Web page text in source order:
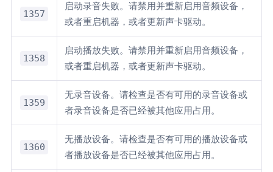
1357
启动录音失败。请禁用并重新启用音频设备，
或者重启机器，或者更新声卡驱动。
1358
启动播放失败。请禁用并重新启用音频设备，
或者重启机器，或者更新声卡驱动。
1359
无录音设备。请检查是否有可用的录音设备或
者录音设备是否已经被其他应用占用。
1360
无播放设备。请检查是否有可用的播放设备或
者播放设备是否已经被其他应用占用。